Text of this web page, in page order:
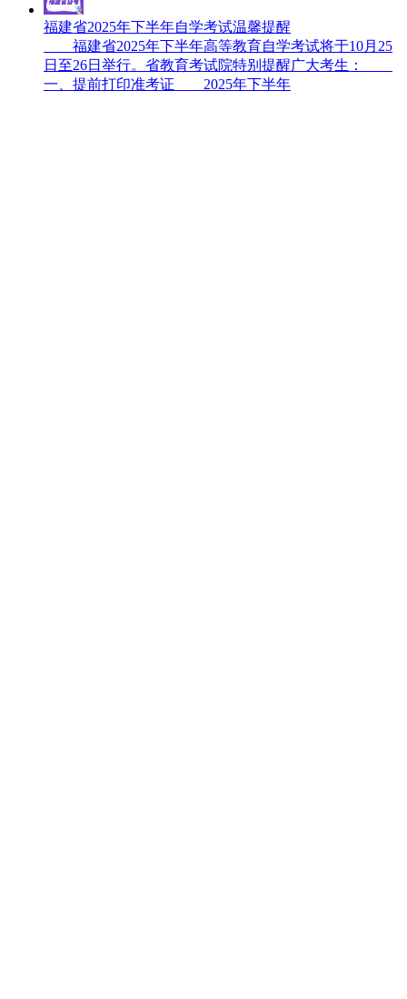
福建省2025年下半年自学考试温馨提醒
福建省2025年下半年高等教育自学考试将于10月25
日至26日举行。省教育考试院特别提醒广大考生：
一、提前打印准考证 2025年下半年